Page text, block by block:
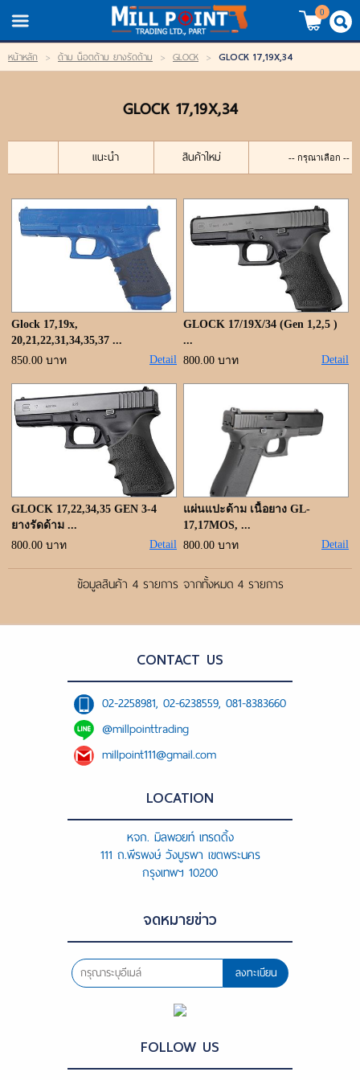
TH/EN
LOGIN REGISTER
My Wishlist
สินค้า
แบรนด์
เข้าสู่ระบบ
ขั้นตอนการสั่งซื้อ
แจ้งชำระเงิน
ค้นหาสินค้า
0
หน้าหลัก > ด้าม น็อตด้าม ยางรัดด้าม > GLOCK > GLOCK 17,19X,34
GLOCK 17,19X,34
แนะนำ สินค้าใหม่
Glock 17,19x,
20,21,22,31,34,35,37 ...
850.00 บาท
Detail
GLOCK 17/19X/34 (Gen 1,2,5 )
...
800.00 บาท
Detail
GLOCK 17,22,34,35 GEN 3-4
ยางรัดด้าม ...
800.00 บาท
Detail
แผ่นแปะด้าม เนื้อยาง GL-
17,17MOS, ...
800.00 บาท
Detail
ข้อมูลสินค้า 4 รายการ จากทั้งหมด 4 รายการ
CONTACT US
02-2258981, 02-6238559, 081-8383660
@millpointtrading
millpoint111@gmail.com
LOCATION
หจก. มิลพอยท์ เทรดดิ้ง
111 ถ.พีรพงษ์ วังบูรพา เขตพระนคร
กรุงเทพฯ 10200
จดหมายข่าว
ลงทะเบียน
FOLLOW US